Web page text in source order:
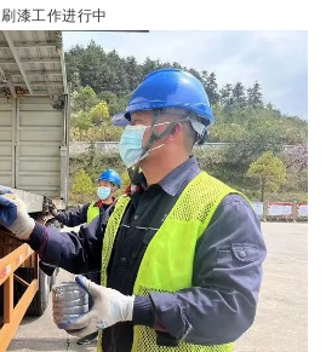
刷漆工作进行中